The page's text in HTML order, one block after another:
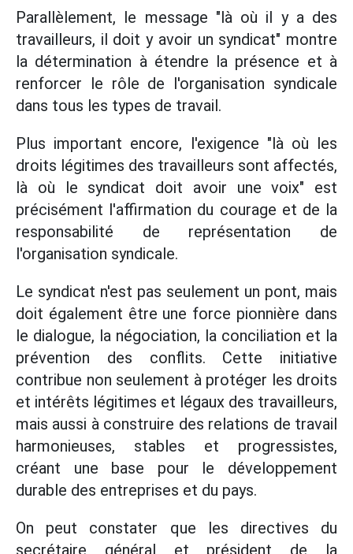
Parallèlement, le message "là où il y a des
travailleurs, il doit y avoir un syndicat" montre
la détermination à étendre la présence et à
renforcer le rôle de l'organisation syndicale
dans tous les types de travail.
Plus important encore, l'exigence "là où les
droits légitimes des travailleurs sont affectés,
là où le syndicat doit avoir une voix" est
précisément l'affirmation du courage et de la
responsabilité de représentation de
l'organisation syndicale.
Le syndicat n'est pas seulement un pont, mais
doit également être une force pionnière dans
le dialogue, la négociation, la conciliation et la
prévention des conflits. Cette initiative
contribue non seulement à protéger les droits
et intérêts légitimes et légaux des travailleurs,
mais aussi à construire des relations de travail
harmonieuses, stables et progressistes,
créant une base pour le développement
durable des entreprises et du pays.
On peut constater que les directives du